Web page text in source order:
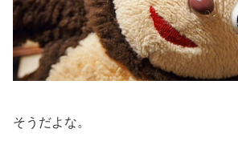
そうだよな。